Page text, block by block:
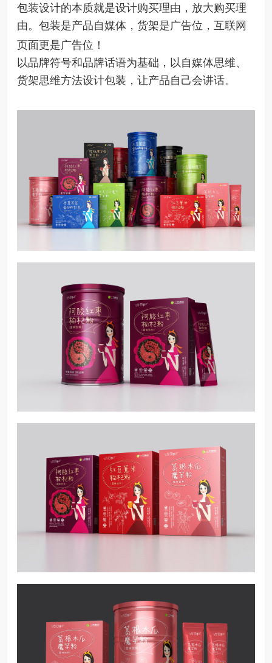
包装设计的本质就是设计购买理由，放大购买理
由。包装是产品自媒体，货架是广告位，互联网
页面更是广告位！
以品牌符号和品牌话语为基础，以自媒体思维、
货架思维方法设计包装，让产品自己会讲话。